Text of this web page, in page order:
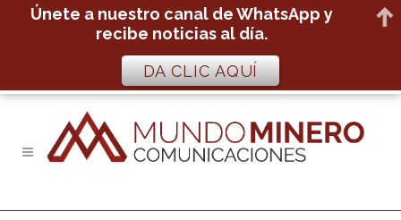
Únete a nuestro canal de WhatsApp y
recibe noticias al día.
DA CLIC AQUÍ